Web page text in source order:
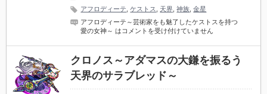
アフロディーテ ,ケストス 天界 ,神族 ,金星
アフロディーテ～芸術家をも魅了したケストスを持つ
愛の女神～ は コメントを受け付けていません
クロノス～アダマスの大鎌を振るう
天界のサラブレッド～